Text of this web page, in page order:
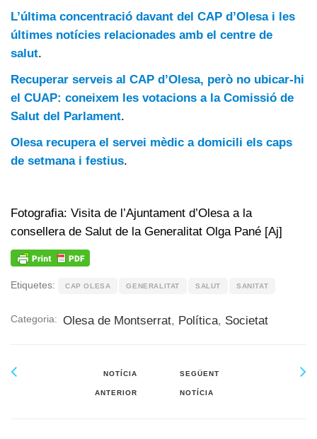
L’última concentració davant del CAP d’Olesa i les
últimes notícies relacionades amb el centre de
salut.
Recuperar serveis al CAP d’Olesa, però no ubicar-hi
el CUAP: coneixem les votacions a la Comissió de
Salut del Parlament.
Olesa recupera el servei mèdic a domicili els caps
de setmana i festius.
Fotografia: Visita de l’Ajuntament d’Olesa a la
consellera de Salut de la Generalitat Olga Pané [Aj]
Etiquetes: CAP OLESA GENERALITAT SALUT SANITAT
Categoria: Olesa de Montserrat, Política, Societat
NOTÍCIA
ANTERIOR
SEGÜENT
NOTÍCIA